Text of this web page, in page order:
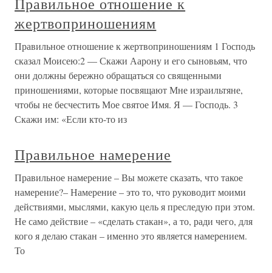
жертвоприношениям
Правильное отношение к жертвоприношениям 1 Господь
сказал Моисею:2 — Скажи Аарону и его сыновьям, что
они должны бережно обращаться со священными
приношениями, которые посвящают Мне израильтяне,
чтобы не бесчестить Мое святое Имя. Я — Господь. 3
Скажи им: «Если кто-то из
Правильное намерение
Правильное намерение – Вы можете сказать, что такое
намерение?– Намерение – это то, что руководит моими
действиями, мыслями, какую цель я преследую при этом.
Не само действие – «сделать стакан», а то, ради чего, для
кого я делаю стакан – именно это является намерением.
То